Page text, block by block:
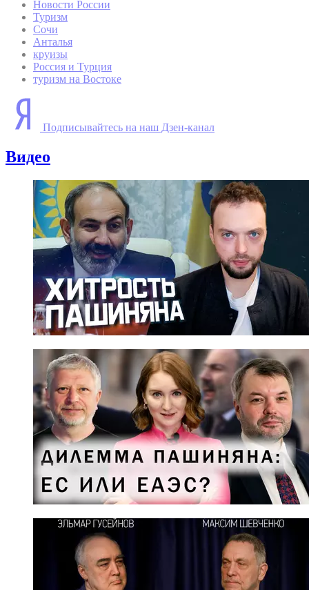
Новости России
Туризм
Сочи
Анталья
круизы
Россия и Турция
туризм на Востоке
Подписывайтесь на наш Дзен-канал
Видео